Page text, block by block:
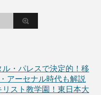
・パレスで決定的！移
アーセナル時代も解説
スト教学園！東日本大